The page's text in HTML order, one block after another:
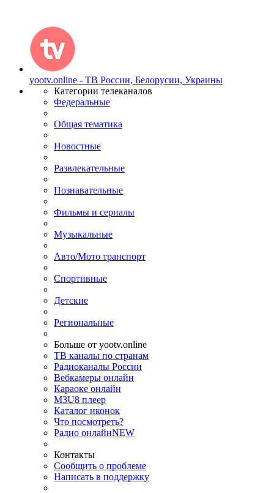
yootv.online - ТВ России, Белорусии, Украины
Категории телеканалов
Федеральные
Общая тематика
Новостные
Развлекательные
Познавательные
Фильмы и сериалы
Музыкальные
Авто/Мото транспорт
Спортивные
Детские
Региональные
Больше от yootv.online
ТВ каналы по странам
Радиоканалы России
Вебкамеры онлайн
Караоке онлайн
M3U8 плеер
Каталог иконок
Что посмотреть?
Радио онлайнNEW
Контакты
Сообщить о проблеме
Написать в поддержку